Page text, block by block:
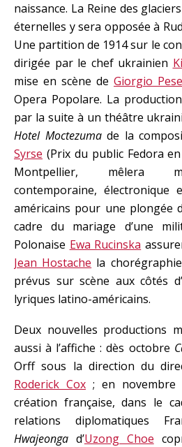
naissance. La Reine des
éternelles y sera opposée à
Une partition de 1914 sur le
dirigée par le chef ukrainien
mise en scène de Giorgio
Opera Popolare. La
par la suite à un théâtre
Hotel Moctezumade la
Syrse (Prix du public Fedora
Montpellier, mêlera
contemporaine, électronique
américains pour une plongée
cadre du mariage d’une
Polonaise Ewa Rucinska
Jean Hostache la
prévus sur scène aux côtés
lyriques latino-américains.
Deux nouvelles productions
aussi à l’affiche : dès octobre
Orff sous la direction du
Roderick Cox ; en
création française, dans le
relations diplomatiques
Hwajeonga d’Uzong Choe